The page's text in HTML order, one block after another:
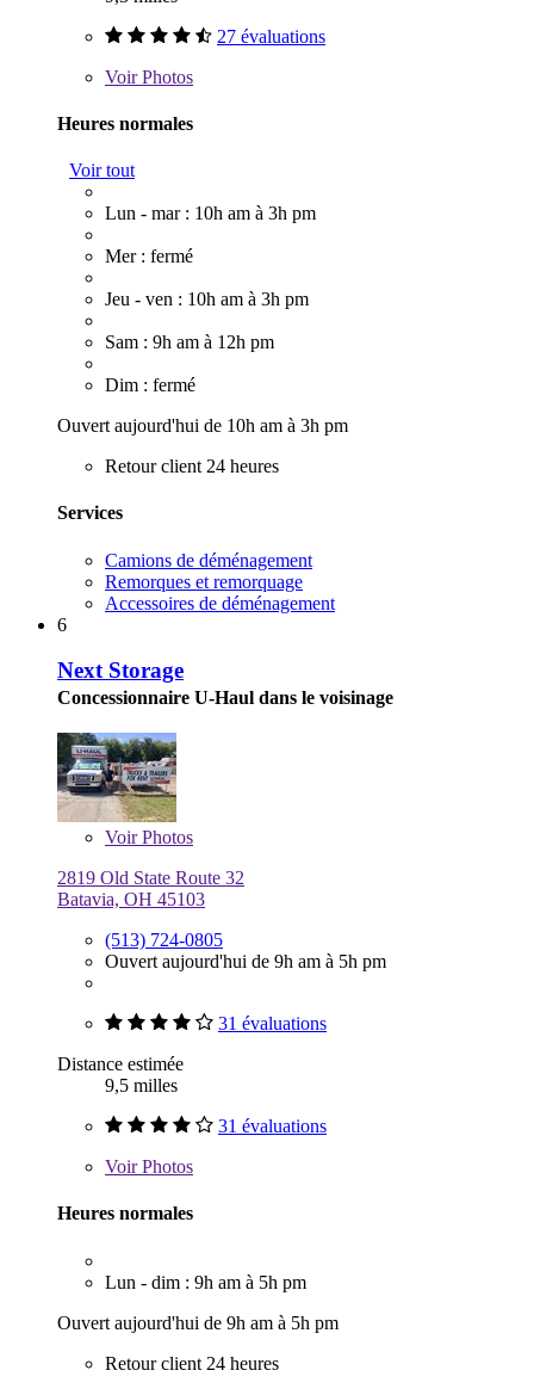
27 évaluations
VoirPhotos
Heures normales
Voir tout
Lun - mar : 10h am à 3h pm
Mer : fermé
Jeu - ven : 10h am à 3h pm
Sam : 9h am à 12h pm
Dim : fermé
Ouvert aujourd'hui de 10h am à 3h pm
Retour client 24 heures
Services
Camions de déménagement
Remorques et remorquage
Accessoires de déménagement
6
Next Storage
Concessionnaire U-Haul dans le voisinage
VoirPhotos
2819 Old State Route 32
Batavia, OH 45103
(513) 724-0805
Ouvert aujourd'hui de 9h am à 5h pm
31 évaluations
Distance estimée
9,5 milles
31 évaluations
VoirPhotos
Heures normales
Lun - dim : 9h am à 5h pm
Ouvert aujourd'hui de 9h am à 5h pm
Retour client 24 heures